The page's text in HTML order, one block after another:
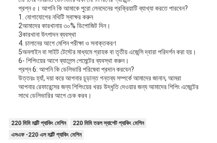
প্রশ্ন ৫। আপনি কি আমাকে পুরো লেনদেনের প্রক্রিয়াটি ব্যাখ্যা করতে পারবেন?
1. যোগাযোগের নথিটি স্বাক্ষর করুন
2আমাদের কারখানায় ৩০% ডিপোজিট দিন।
3কারখানা উৎপাদন ব্যবস্থা
4. চালানের আগে মেশিন পরীক্ষা ও সনাক্তকরণ
5অনলাইন বা সাইট টেস্টের মাধ্যমে গ্রাহক বা তৃতীয় এজেন্সি দ্বারা পরিদর্শন করা হয়।
6- শিপিংয়ের আগে ব্যালেন্স পেমেন্টের ব্যবস্থা করুন।
প্রশ্ন 6: আপনি কি ডেলিভারি পরিষেবা প্রদান করবেন?
উত্তরঃ হ্যাঁ, দয়া করে আপনার চূড়ান্ত গন্তব্য সম্পর্কে আমাদের জানান, আমরা
আপনার রেফারেন্সের জন্য শিপিংয়ের খরচ উদ্ধৃতি দেওয়ার জন্য আমাদের শিপিং এজেন্টের
সাথে ডেলিভারির আগে চেক করব।
220 মিমি মাল্টি প্যাকিং মেশিন
220 মিমি তরল স্যাশেট প্যাকিং মেশিন
এসএফ -220 এল মাল্টি প্যাকিং মেশিন